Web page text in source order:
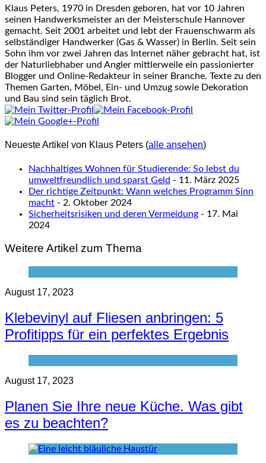
Klaus Peters, 1970 in Dresden geboren, hat vor 10 Jahren
seinen Handwerksmeister an der Meisterschule Hannover
gemacht. Seit 2001 arbeitet und lebt der Frauenschwarm als
selbständiger Handwerker (Gas & Wasser) in Berlin. Seit sein
Sohn ihm vor zwei Jahren das Internet näher gebracht hat, ist
der Naturliebhaber und Angler mittlerweile ein passionierter
Blogger und Online-Redakteur in seiner Branche. Texte zu den
Themen Garten, Möbel, Ein- und Umzug sowie Dekoration
und Bau sind sein täglich Brot.
Neueste Artikel von Klaus Peters (alle ansehen)
Nachhaltiges Wohnen für Studierende: So lebst du
umweltfreundlich und sparst Geld - 11. März 2025
Der richtige Zeitpunkt: Wann welches Programm Sinn
macht - 2. Oktober 2024
Sicherheitsrisiken und deren Vermeidung - 17. Mai
2024
Weitere Artikel zum Thema
August 17, 2023
Klebevinyl auf Fliesen anbringen: 5
Profitipps für ein perfektes Ergebnis
August 17, 2023
Planen Sie Ihre neue Küche. Was gibt
es zu beachten?